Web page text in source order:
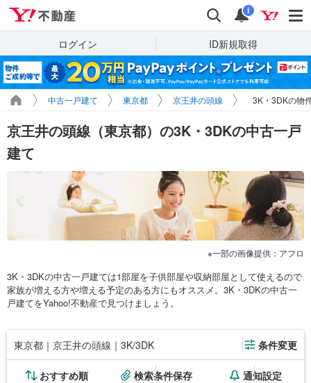
検索 通知
i
ログイン ID新規取得
中古一戸建て 東京都 京王井の頭線 3K・3DKの物
京王井の頭線（東京都）の3K・3DKの中古一戸
建て
一部の画像提供：アフロ
3K・3DKの中古一戸建ては1部屋を子供部屋や収納部屋として使えるので
家族が増える方や増える予定のある方にもオススメ。3K・3DKの中古一
戸建てをYahoo!不動産で見つけましょう。
東京都｜京王井の頭線｜3K/3DK 条件変更
おすすめ順 検索条件保存 通知設定